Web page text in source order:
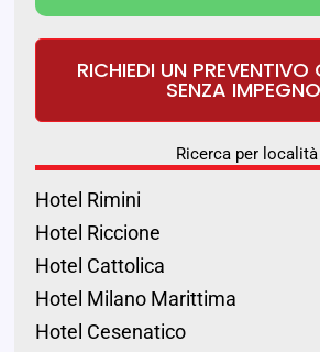
RICHIEDI UN
SENZA
Ricerca per località
Hotel Rimini
Hotel Riccione
Hotel Cattolica
Hotel Milano Marittima
Hotel Cesenatico